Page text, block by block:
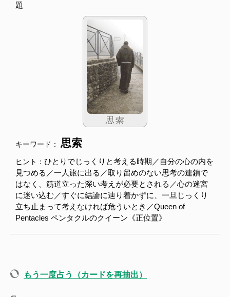
題
キーワード： 思索
ヒント： ひとりでじっくりと考える時期／自分の心の内を
見つめる／一人旅に出る／取り留めのない思考の連鎖で
はなく、筋道立った深い考えが必要とされる／心の迷宮
に迷い込む／すぐに結論に辿り着かずに、一旦じっくり
立ち止まって考えなければ危ういとき／Queen of
Pentacles ペンタクルのクイーン《正位置》
もう一度占う（カードを再抽出）